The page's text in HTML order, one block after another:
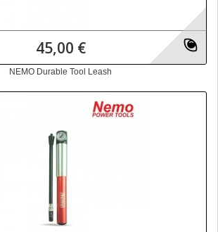
45,00 €
NEMO Durable Tool Leash